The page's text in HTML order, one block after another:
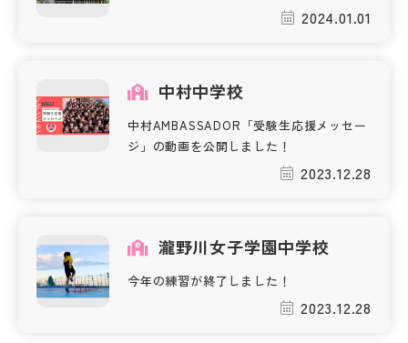
2024.01.01
中村中学校
中村AMBASSADOR「受験生応援メッセー
ジ」の動画を公開しました！
2023.12.28
瀧野川女子学園中学校
今年の練習が終了しました！
2023.12.28